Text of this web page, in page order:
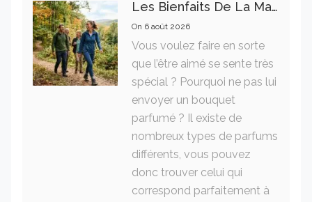
Les Bienfaits De La Marche Sur La Santé Physique Et Mentale
On 6 août 2026
Vous voulez faire en sorte
que l’être aimé se sente très
spécial ? Pourquoi ne pas lui
envoyer un bouquet
parfumé ? Il existe de
nombreux types de parfums
différents, vous pouvez
donc trouver celui qui
correspond parfaitement à